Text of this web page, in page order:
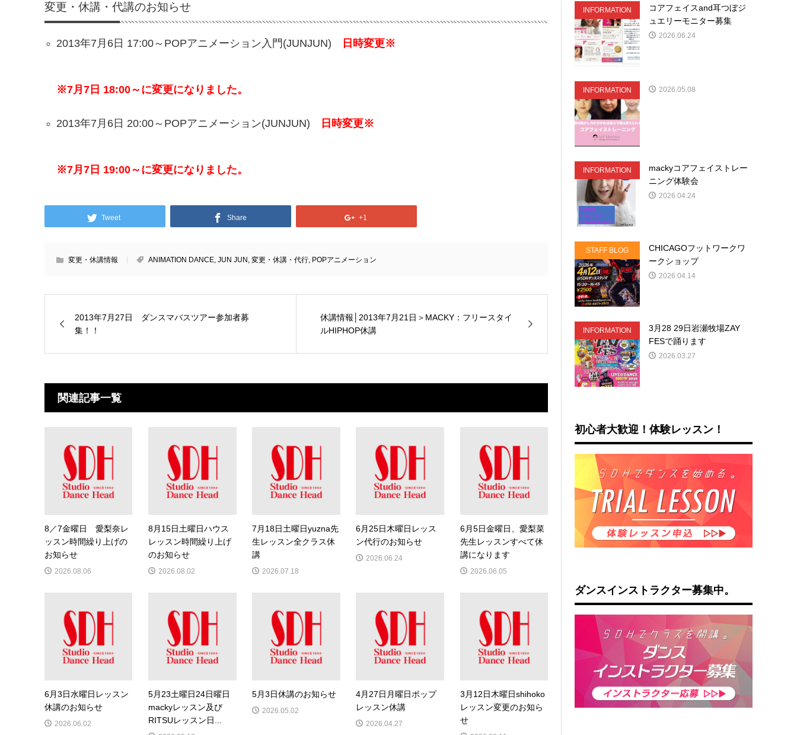
変更・休講・代講のお知らせ
2013年7月6日 17:00～POPアニメーション入門(JUNJUN) 日時変更※
※7月7日 18:00～に変更になりました。
2013年7月6日 20:00～POPアニメーション(JUNJUN) 日時変更※
※7月7日 19:00～に変更になりました。
Tweet Share +1
変更・休講情報 ANIMATION DANCE, JUN JUN 変更・休講・代行, POPアニメーション
2013年7月27日 ダンスマバスツアー参加者募
集！！
休講情報│2013年7月21日＞MACKY：フリースタイ
ルHIPHOP休講
関連記事一覧
8／7金曜日 愛梨奈レ
ッスン時間繰り上げの
お知らせ
2026.08.06
8月15日土曜日ハウス
レッスン時間繰り上げ
のお知らせ
2026.08.02
7月18日土曜日yuzna先
生レッスン全クラス休
講
2026.07.18
6月25日木曜日レッス
ン代行のお知らせ
2026.06.24
6月5日金曜日、愛梨菜
先生レッスンすべて休
講になります
2026.06.05
6月3日水曜日レッスン
休講のお知らせ
2026.06.02
5月23土曜日24日曜日
mackyレッスン及び
RITSUレッスン日...
5月3日休講のお知らせ
2026.05.02
4月27日月曜日ポップ
レッスン休講
2026.04.27
3月12日木曜日shihoko
レッスン変更のお知ら
せ
INFORMATION
コアフェイスand耳つぼジ
ュエリーモニター募集
2026.06.24
INFORMATION 2026.05.08
INFORMATION
mackyコアフェイストレー
ニング体験会
2026.04.24
STAFF BLOG
CHICAGOフットワークワ
ークショップ
2026.04.14
INFORMATION
3月28 29日岩瀬牧場ZAY
FESで踊ります
2026.03.27
初心者大歓迎！体験レッスン！
ダンスインストラクター募集中。